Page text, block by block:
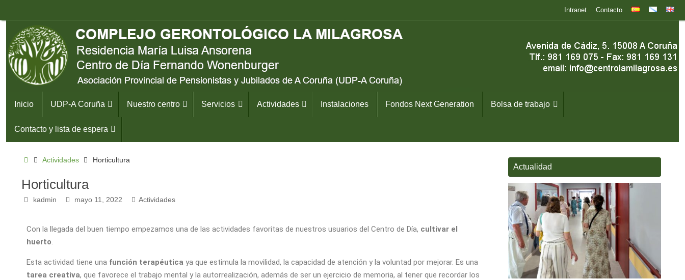
Intranet Contacto
Inicio UDP-A Coruña Nuestro centro Servicios Actividades Instalaciones Fondos Next Generation Bolsa de trabajo
Contacto y lista de espera
Actividades Horticultura
Horticultura
kadmin mayo 11, 2022 Actividades
Con la llegada del buen tiempo empezamos una de las actividades favoritas de nuestros usuarios del Centro de Día, cultivar el
huerto.
Esta actividad tiene una función terapéutica ya que estimula la movilidad, la capacidad de atención y la voluntad por mejorar. Es una
tarea creativa, que favorece el trabajo mental y la autorrealización, además de ser un ejercicio de memoria, al tener que recordar los
Actualidad